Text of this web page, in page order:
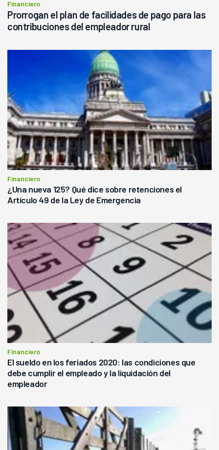
Financiero
Prorrogan el plan de facilidades de pago para las
contribuciones del empleador rural
Financiero
¿Una nueva 125? Qué dice sobre retenciones el
Artículo 49 de la Ley de Emergencia
Financiero
El sueldo en los feriados 2020: las condiciones que
debe cumplir el empleado y la liquidación del
empleador